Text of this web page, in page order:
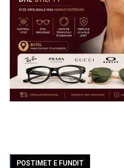
POSTIMET E FUNDIT